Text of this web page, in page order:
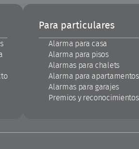
Para particulares
Alarma para casa
Alarma para pisos
Alarmas para chalets
Alarma para apartamentos
Alarmas para garajes
Premios y reconocimientos